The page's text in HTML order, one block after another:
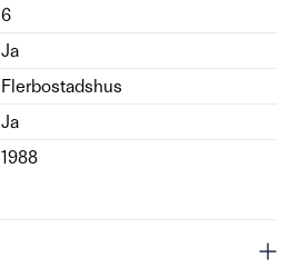
6
Ja
Flerbostadshus
Ja
1988